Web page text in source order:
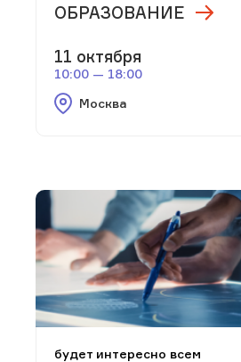
ОБРАЗОВАНИЕ
11 октября
10:00 — 18:00
Москва
будет интересно всем